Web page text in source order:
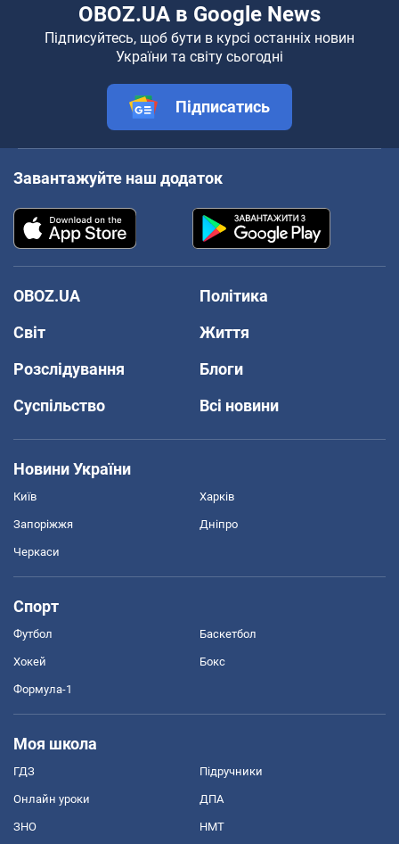
OBOZ.UA в Google News
Підписуйтесь, щоб бути в курсі останніх новин
України та світу сьогодні
Підписатись
Завантажуйте наш додаток
OBOZ.UA
Політика
Світ
Життя
Розслідування
Блоги
Суспільство
Всі новини
Новини України
Київ Харків
Запоріжжя Дніпро
Черкаси
Спорт
Футбол Баскетбол
Хокей Бокс
Формула-1
Моя школа
ГДЗ Підручники
Онлайн уроки ДПА
ЗНО НМТ